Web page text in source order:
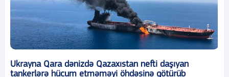
Ukrayna Qara dənizdə Qazaxıstan nefti daşıyan
tankerlərə hücum etməməyi öhdəsinə götürüb